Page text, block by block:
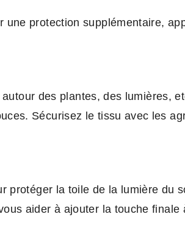
protection supplémentaire,
des plantes, des lumières,
Sécurisez le tissu avec les
protéger la toile de la lumière du
aider à ajouter la touche finale